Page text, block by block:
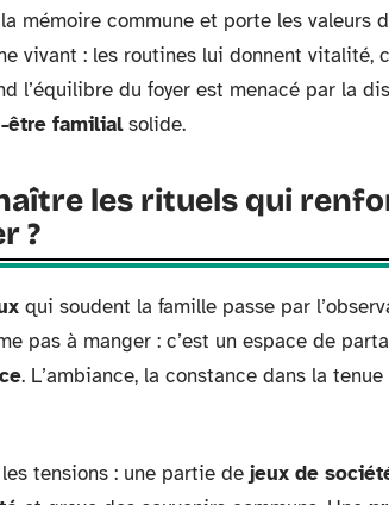
mémoire commune et porte les valeurs
vivant : les routines lui donnent vitalité,
l’équilibre du foyer est menacé par la
être familialsolide.
les rituels qui
?
qui soudent la famille passe par
pas à manger : c’est un espace de
. L’ambiance, la constance dans la
tensions : une partie de jeux de